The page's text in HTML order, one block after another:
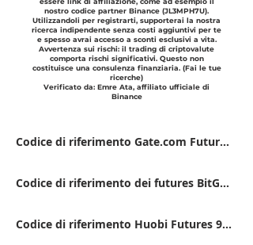
nostro codice partner Binance (JL3MPH7U).
Utilizzandoli per registrarti, supporterai la nostra
ricerca indipendente senza costi aggiuntivi per te
e spesso avrai accesso a sconti esclusivi a vita.
Avvertenza sui rischi: il trading di criptovalute
comporta rischi significativi. Questo non
costituisce una consulenza finanziaria. (Fai le tue
ricerche)
Verificato da: Emre Ata, affiliato ufficiale di
Binance
Codice di riferimento Gate.com Futures: VFJDUWXD
Codice di riferimento dei futures BitGet FSWU9863
Codice di riferimento Huobi Futures 9RTB4223